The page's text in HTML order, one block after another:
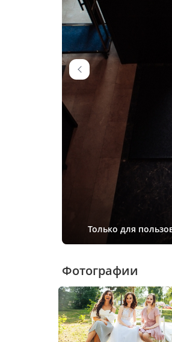
Только для
Фотографии